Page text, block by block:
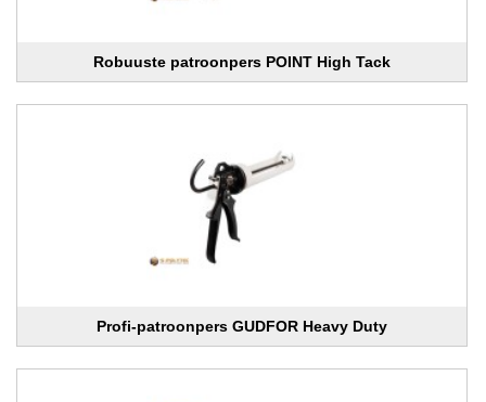
Robuuste patroonpers POINT High Tack
Profi-patroonpers GUDFOR Heavy Duty